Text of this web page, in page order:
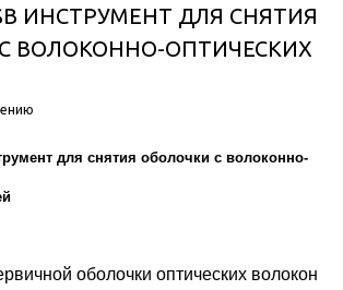
ИНСТРУМЕНТ ДЛЯ СНЯТИЯ
ВОЛОКОННО-ОПТИЧЕСКИХ
для снятия оболочки с волоконно-
оболочки оптических волокон